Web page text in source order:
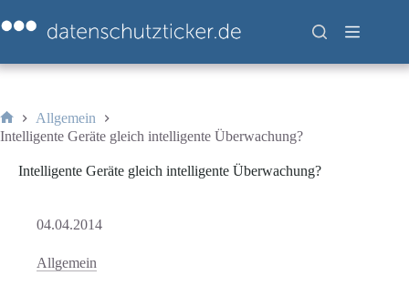
Inhalt
springen
Start
Allgemein
Intelligente Geräte gleich intelligente Überwachung?
Intelligente Geräte gleich intelligente Überwachung?
04.04.2014
Allgemein